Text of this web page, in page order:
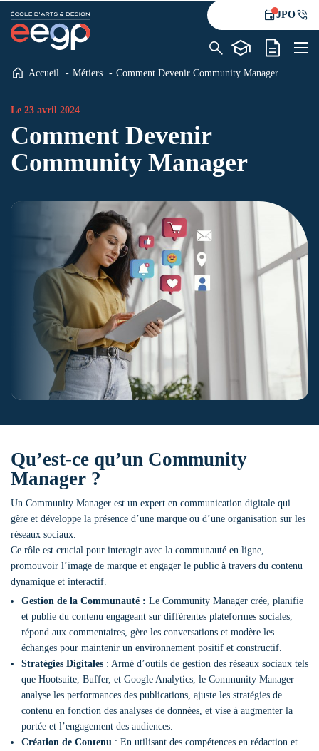
JPO
Formations
Alternance
Le blog
Contact
Accueil Métiers Comment Devenir Community Manager
Le 23 avril 2024
Comment Devenir
Community Manager
Qu’est-ce qu’un Community
Manager ?
Un Community Manager est un expert en communication digitale qui
gère et développe la présence d’une marque ou d’une organisation sur les
réseaux sociaux.
Ce rôle est crucial pour interagir avec la communauté en ligne,
promouvoir l’image de marque et engager le public à travers du contenu
dynamique et interactif.
Gestion de la Communauté : Le Community Manager crée, planifie
et publie du contenu engageant sur différentes plateformes sociales,
répond aux commentaires, gère les conversations et modère les
échanges pour maintenir un environnement positif et constructif.
Stratégies Digitales : Armé d’outils de gestion des réseaux sociaux tels
que Hootsuite, Buffer, et Google Analytics, le Community Manager
analyse les performances des publications, ajuste les stratégies de
contenu en fonction des analyses de données, et vise à augmenter la
portée et l’engagement des audiences.
Création de Contenu : En utilisant des compétences en rédaction et